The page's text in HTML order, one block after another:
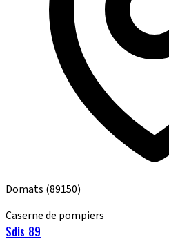
Domats (89150)
Caserne de pompiers
Sdis 89